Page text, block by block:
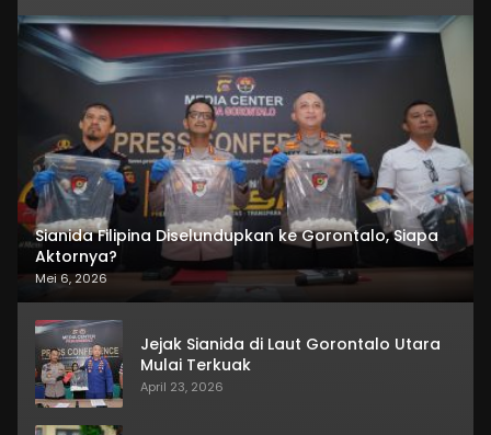
Sianida Filipina Diselundupkan ke Gorontalo, Siapa
Aktornya?
Mei 6, 2026
Jejak Sianida di Laut Gorontalo Utara
Mulai Terkuak
April 23, 2026